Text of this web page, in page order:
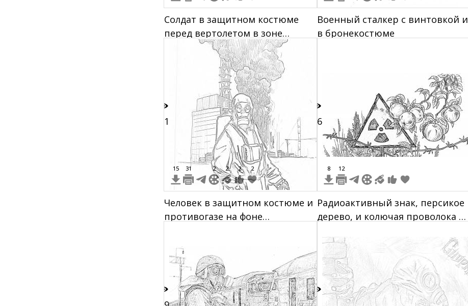
Солдат в защитном костюме
перед вертолетом в зоне
отчуждения Чернобыля
Военный сталкер с винтовкой и
в бронекостюме
51
15 31 2 2 2 2
Человек в защитном костюме и
противогазе на фоне
реактором
26
8 12
Радиоактивный знак, персикое
дерево, и колючая проволока на